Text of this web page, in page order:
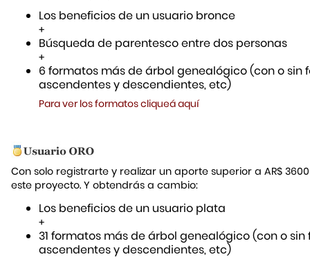
Los beneficios de un usuario bronce
+
Búsqueda de parentesco entre dos personas
+
6 formatos más de árbol genealógico (con o sin
ascendentes y descendientes, etc)
Para ver los formatos cliqueá aquí
Con solo registrarte y realizar un aporte superior a AR$
este proyecto. Y obtendrás a cambio:
Los beneficios de un usuario plata
+
31 formatos más de árbol genealógico (con o sin
ascendentes y descendientes, etc)